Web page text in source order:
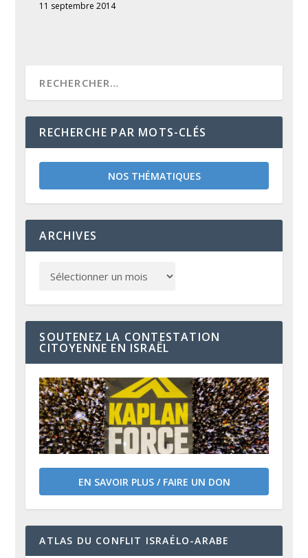
11 septembre 2014
RECHERCHE PAR MOTS-CLÉS
NOS THÉMATIQUES
ARCHIVES
SOUTENEZ LA CONTESTATION
CITOYENNE EN ISRAËL
EN SAVOIR PLUS / FAIRE UN DON
ATLAS DU CONFLIT ISRAÉLO-ARABE